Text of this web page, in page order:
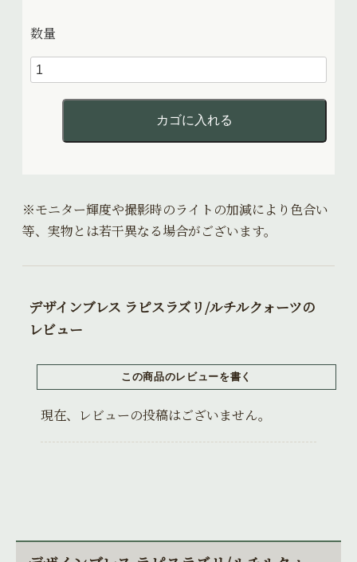
数量
※モニター輝度や撮影時のライトの加減により色合い
等、実物とは若干異なる場合がございます。
デザインブレス ラピスラズリ/ルチルクォーツの
レビュー
現在、レビューの投稿はございません。